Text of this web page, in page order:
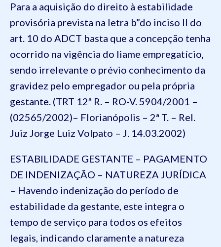
Para a aquisição do direito à estabilidade
provisória prevista na letra b”do inciso II do
art. 10 do ADCT basta que a concepção tenha
ocorrido na vigência do liame empregatício,
sendo irrelevante o prévio conhecimento da
gravidez pelo empregador ou pela própria
gestante. (TRT 12ª R. – RO-V. 5904/2001 –
(02565/2002)– Florianópolis – 2ª T. – Rel.
Juiz Jorge Luiz Volpato – J. 14.03.2002)
ESTABILIDADE GESTANTE – PAGAMENTO
DE INDENIZAÇÃO – NATUREZA JURÍDICA
– Havendo indenização do período de
estabilidade da gestante, este integra o
tempo de serviço para todos os efeitos
legais, indicando claramente a natureza